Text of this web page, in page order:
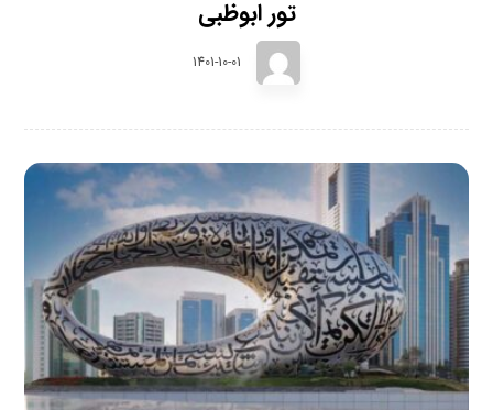
تور ابوظبی
1401-10-01